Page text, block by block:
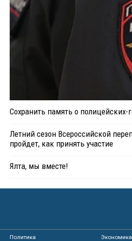
Сохранить память о полицейских-
Летний сезон Всероссийской
пройдет, как принять участие
Ялта, мы вместе!
Политика
Экономика